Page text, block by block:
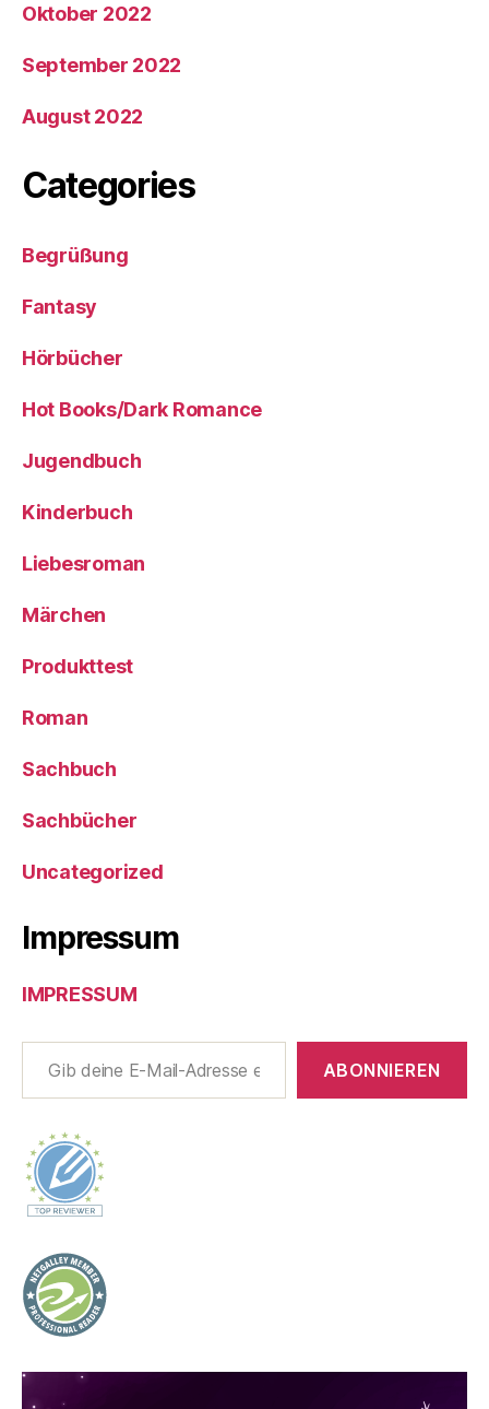
Oktober 2022
September 2022
August 2022
Categories
Begrüßung
Fantasy
Hörbücher
Hot Books/Dark Romance
Jugendbuch
Kinderbuch
Liebesroman
Märchen
Produkttest
Roman
Sachbuch
Sachbücher
Uncategorized
Impressum
IMPRESSUM
Gib deine E-Mail-Adresse ein ...
ABONNIEREN